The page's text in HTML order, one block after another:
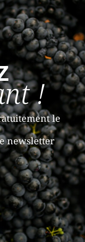
!
le
newsletter